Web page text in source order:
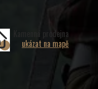
Kamenná prodejna
ukázat na mapě